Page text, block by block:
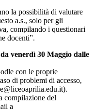
la possibilità di valutare
a.s., solo per gli
compilando i questionari
docenti”.
da venerdì 30 Maggio dalle
con le proprie
di problemi di accesso,
compilazione del
a